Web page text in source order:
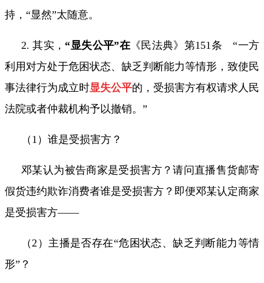
持，“显然”太随意。
2.其实， “显失公平”在 《民法典》第151 条 “一方
利用对方处于危困状态、缺乏判断能力等情形，致使民
事法律行为成立时显失公平的，受损害方有权请求人民
法院或者仲裁机构予以撤销。”
（ 1 ）谁是受损害方？
邓某认为被告商家是受损害方？请问直播售货邮寄
假货违约欺诈消费者谁是受损害方？即便邓某认定商家
是受损害方——
（ 2 ）主播是否存在“危困状态、缺乏判断能力等情
形”？